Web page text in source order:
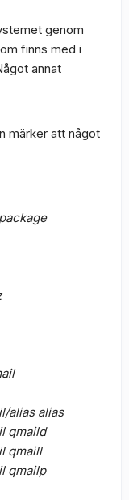
genom
finns med i
annat
märker att något
alias alias
qmaild
qmaill
qmailp